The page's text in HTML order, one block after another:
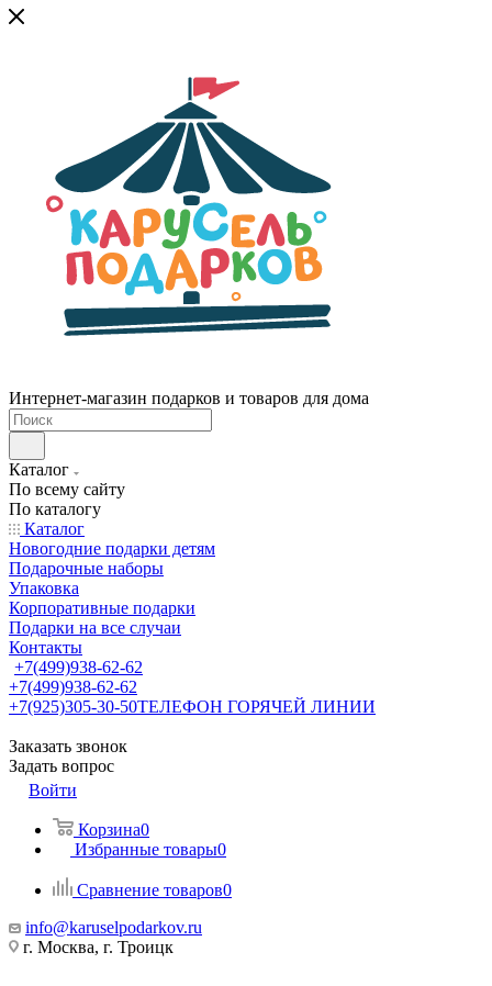
Интернет-магазин подарков и товаров для дома
Каталог
По всему сайту
По каталогу
Каталог
Новогодние подарки детям
Подарочные наборы
Упаковка
Корпоративные подарки
Подарки на все случаи
Контакты
+7(499)938-62-62
+7(499)938-62-62
+7(925)305-30-50ТЕЛЕФОН ГОРЯЧЕЙ ЛИНИИ
Заказать звонок
Задать вопрос
Войти
Корзина0
Избранные товары0
Сравнение товаров0
info@karuselpodarkov.ru
г. Москва, г. Троицк